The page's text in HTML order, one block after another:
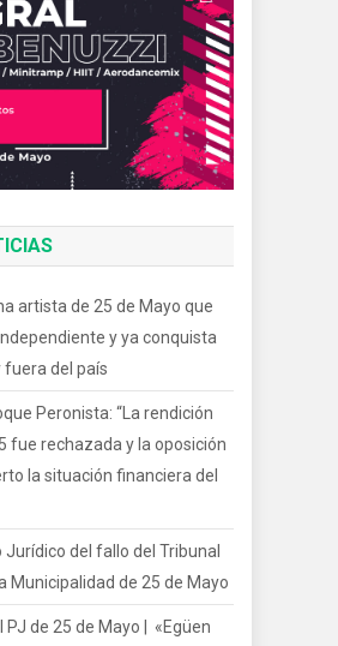
artista de 25 de Mayo que
y ya conquista
fuera del país
Peronista: “La rendición
fue rechazada y la oposición
la situación financiera del
Jurídico del fallo del Tribunal
Municipalidad de 25 de Mayo
de 25 de Mayo | «Egüen